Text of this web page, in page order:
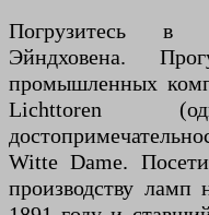
Погрузитесь в
Эйндховена.
промышленных
Lichttoren
Witte Dame.
производству ламп